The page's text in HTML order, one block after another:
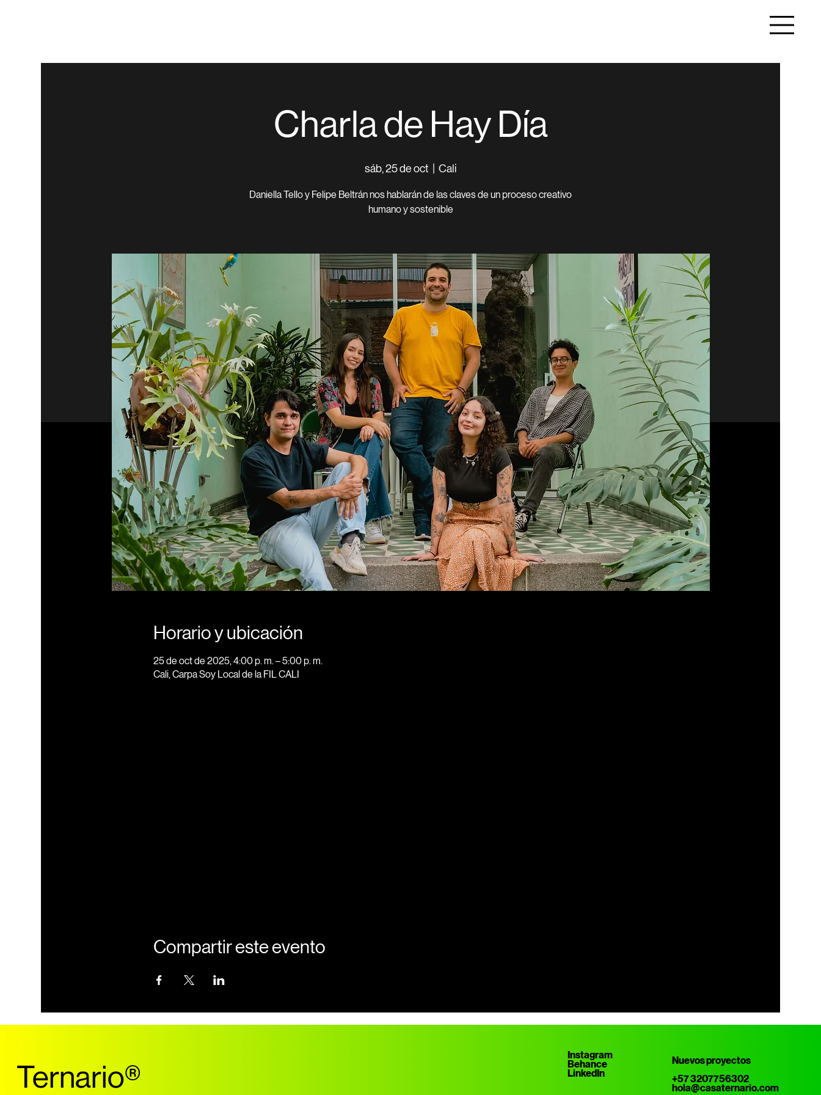
Charla de Hay Día
sáb, 25 de oct Cali
Daniella Tello y Felipe Beltrán nos hablarán de las claves de un proceso creativo
humano y sostenible
Horario y ubicación
25 de oct de 2025, 4:00 p. m. – 5:00 p. m.
Cali, Carpa Soy Local de la FIL CALI
Compartir este evento
Instagram
Behance
LinkedIn
Nuevos proyectos
+57 3207756302
hola@casaternario.com
Ternario®